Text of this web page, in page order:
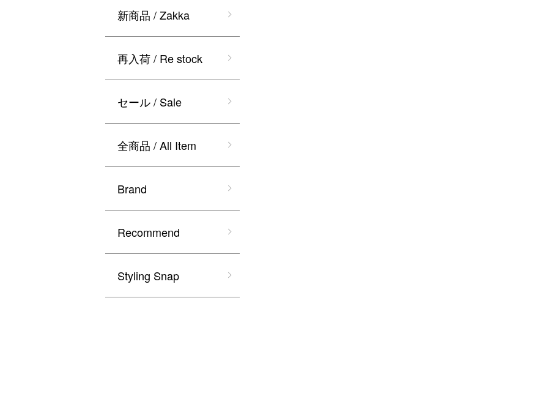
新商品 / Zakka
再入荷 / Re stock
セール / Sale
全商品 / All Item
Brand
Recommend
Styling Snap